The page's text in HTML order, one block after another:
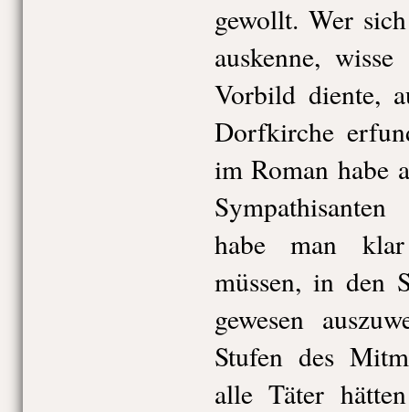
gewollt. Wer
auskenne,
Vorbild diente,
Dorfkirche
im Roman habe
habe man klar
müssen, in den
gewesen
Stufen des
alle Täter